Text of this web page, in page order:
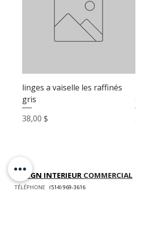
linges a vaiselle les raffinés
gris
Prix
38,00 $
sable
Prix
38,00 $
DESIGN INTERIEUR COMMERCIAL
TÉLÉPHONE (514) 969-3616